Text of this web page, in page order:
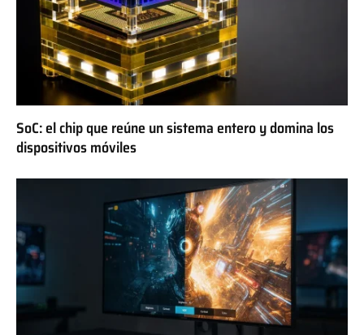
SoC: el chip que reúne un sistema entero y domina los
dispositivos móviles